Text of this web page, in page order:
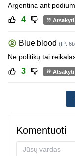
Argentina ant
4 Atsakyti
Blue blood (IP:
Ne politikų tai
3 Atsakyti
Komentuoti